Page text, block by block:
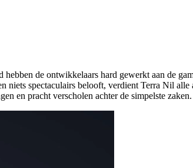
hebben de ontwikkelaars hard gewerkt aan de
spectaculairs belooft, verdient Terra Nil
en pracht verscholen achter de simpelste zaken.